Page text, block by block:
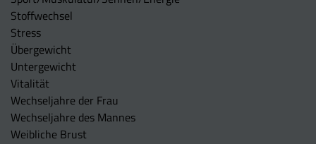
Stoffwechsel
Stress
Übergewicht
Untergewicht
Vitalität
Wechseljahre der Frau
Wechseljahre des Mannes
Weibliche Brust